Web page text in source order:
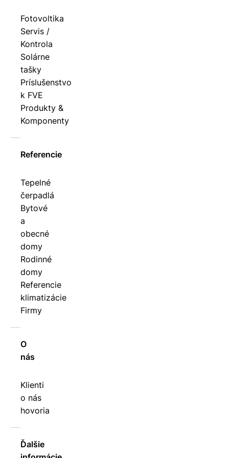
Fotovoltika
Servis /
Kontrola
Solárne
tašky
Príslušenstvo
k FVE
Produkty &
Komponenty
Referencie
Tepelné
čerpadlá
Bytové
a
obecné
domy
Rodinné
domy
Referencie
klimatizácie
Firmy
O
nás
Klienti
o nás
hovoria
Ďalšie